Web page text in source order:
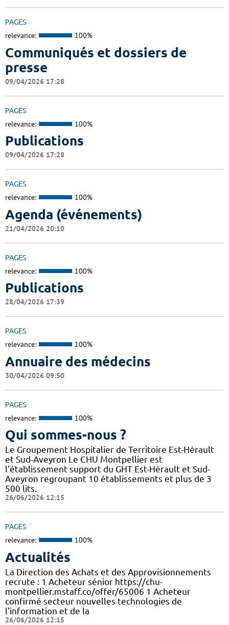
PAGES
relevance: 100%
Communiqués et dossiers de
presse
09/04/2026 17:28
PAGES
relevance: 100%
Publications
09/04/2026 17:28
PAGES
relevance: 100%
Agenda (événements)
21/04/2026 20:10
PAGES
relevance: 100%
Publications
28/04/2026 17:39
PAGES
relevance: 100%
Annuaire des médecins
30/04/2026 09:50
PAGES
relevance: 100%
Qui sommes-nous ?
Le Groupement Hospitalier de Territoire Est-Hérault
et Sud-Aveyron Le CHU Montpellier est
l’établissement support du GHT Est-Hérault et Sud-
Aveyron regroupant 10 établissements et plus de 3
500 lits.
26/06/2026 12:15
PAGES
relevance: 100%
Actualités
La Direction des Achats et des Approvisionnements
recrute : 1 Acheteur sénior https://chu-
montpellier.mstaff.co/offer/65006 1 Acheteur
confirmé secteur nouvelles technologies de
l'information et de la
26/06/2026 12:15